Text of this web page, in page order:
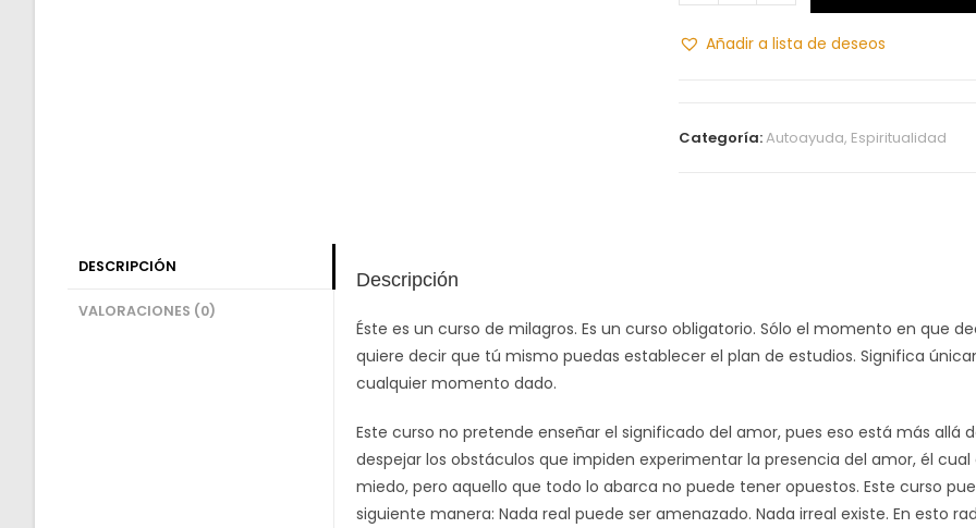
Añadir a lista de deseos
Categoría:Autoayuda, Espiritualidad
DESCRIPCIÓN
VALORACIONES (0)
Descripción
Éste es un curso de milagros. Es un curso obligatorio. Sólo el momento en que
quiere decir que tú mismo puedas establecer el plan de estudios. Significa
cualquier momento dado.
Este curso no pretende enseñar el significado del amor, pues eso está más allá
despejar los obstáculos que impiden experimentar la presencia del amor, él
miedo, pero aquello que todo lo abarca no puede tener opuestos. Este curso
siguiente manera: Nada real puede ser amenazado. Nada irreal existe. En esto